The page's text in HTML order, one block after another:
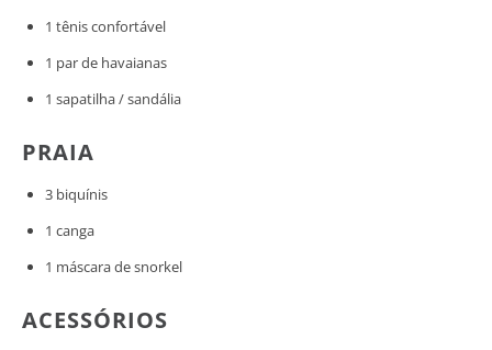
1 tênis confortável
1 par de havaianas
1 sapatilha / sandália
PRAIA
3 biquínis
1 canga
1 máscara de snorkel
ACESSÓRIOS